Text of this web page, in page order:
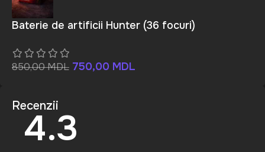
Baterie de artificii Hunter (36 focuri)
850,00MDL 750,00 MDL
Recenzii
4.3